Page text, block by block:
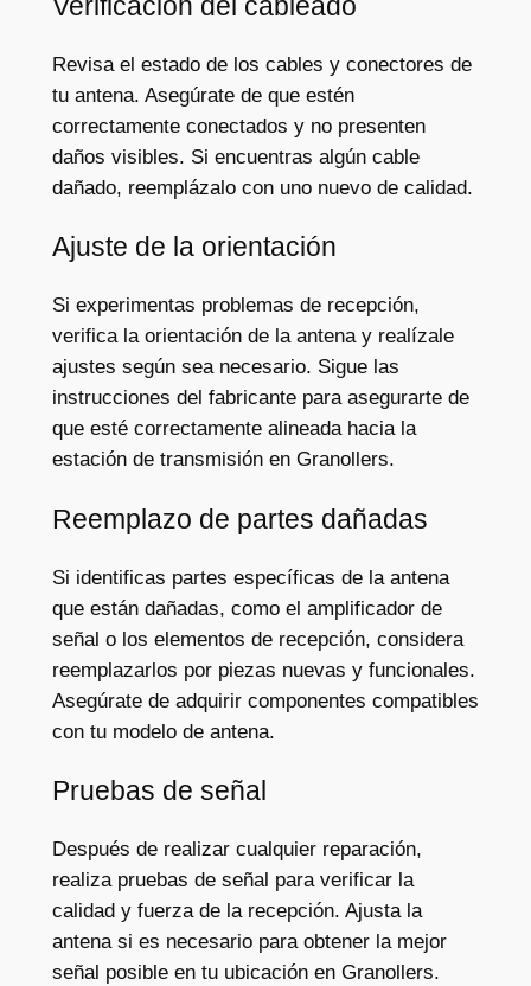
Revisa el estado de los cables y conectores de
tu antena. Asegúrate de que estén
correctamente conectados y no presenten
daños visibles. Si encuentras algún cable
dañado, reemplázalo con uno nuevo de calidad.
Ajuste de la orientación
Si experimentas problemas de recepción,
verifica la orientación de la antena y realízale
ajustes según sea necesario. Sigue las
instrucciones del fabricante para asegurarte de
que esté correctamente alineada hacia la
estación de transmisión en Granollers.
Reemplazo de partes dañadas
Si identificas partes específicas de la antena
que están dañadas, como el amplificador de
señal o los elementos de recepción, considera
reemplazarlos por piezas nuevas y funcionales.
Asegúrate de adquirir componentes compatibles
con tu modelo de antena.
Pruebas de señal
Después de realizar cualquier reparación,
realiza pruebas de señal para verificar la
calidad y fuerza de la recepción. Ajusta la
antena si es necesario para obtener la mejor
señal posible en tu ubicación en Granollers.